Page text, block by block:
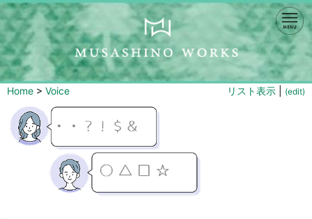
Home > Voice リスト表示 (edit)